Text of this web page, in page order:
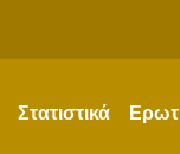
Στατιστικά